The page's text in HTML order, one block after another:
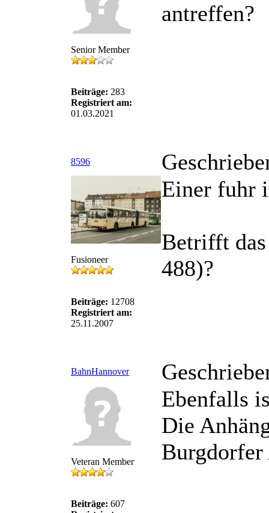
Senior Member
Beiträge: 283
Registriert am:
01.03.2021
antreffen?
8596
Fusioneer
Beiträge: 12708
Registriert am:
25.11.2007
Einer fuhr
Betrifft
488)?
BahnHannover
Veteran Member
Beiträge: 607
Ebenfalls
Die
Burgdorfer